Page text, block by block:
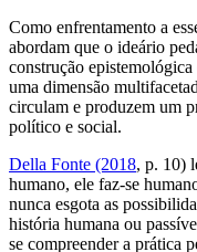
Como enfrentamento a
abordam que o ideário
construção
uma dimensão
circulam e produzem um
político e social.
Della Fonte (2018, p. 10)
humano, ele faz-se
nunca esgota as
história humana ou
se compreender a prática